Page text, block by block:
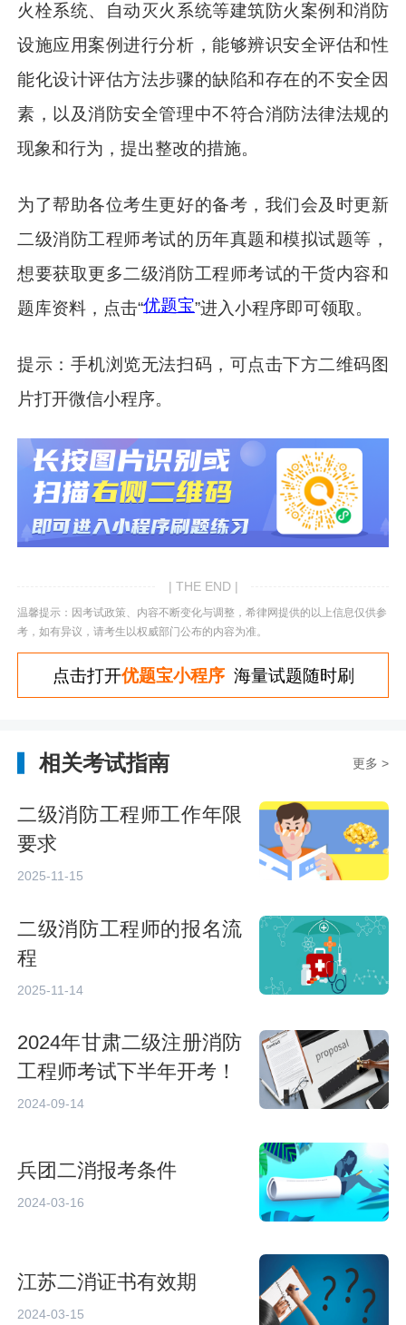
火栓系统、自动灭火系统等建筑防火案例和消防
设施应用案例进行分析，能够辨识安全评估和性
能化设计评估方法步骤的缺陷和存在的不安全因
素，以及消防安全管理中不符合消防法律法规的
现象和行为，提出整改的措施。
为了帮助各位考生更好的备考，我们会及时更新
二级消防工程师考试的历年真题和模拟试题等，
想要获取更多二级消防工程师考试的干货内容和
题库资料，点击“优题宝”进入小程序即可领取。
提示：手机浏览无法扫码，可点击下方二维码图
片打开微信小程序。
| THE END |
温馨提示：因考试政策、内容不断变化与调整，希律网提供的以上信息仅供参
考，如有异议，请考生以权威部门公布的内容为准。
点击打开优题宝小程序海量试题随时刷
相关考试指南 更多 >
二级消防工程师工作年限
要求
2025-11-15
二级消防工程师的报名流
程
2025-11-14
2024年甘肃二级注册消防
工程师考试下半年开考！
2024-09-14
兵团二消报考条件
2024-03-16
江苏二消证书有效期
2024-03-15